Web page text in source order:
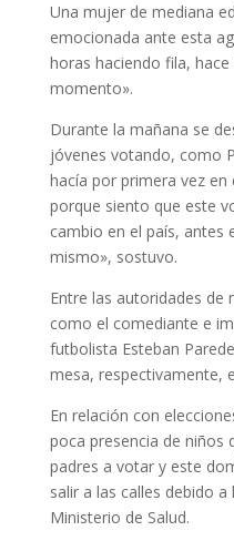
Una mujer de mediana
emocionada ante esta
horas haciendo fila,
momento».
Durante la mañana se
jóvenes votando, como
hacía por primera vez en
porque siento que este
cambio en el país, antes
mismo», sostuvo.
Entre las autoridades de
como el comediante e
futbolista Esteban
mesa, respectivamente,
En relación con
poca presencia de niños
padres a votar y este
salir a las calles debido
Ministerio de Salud.